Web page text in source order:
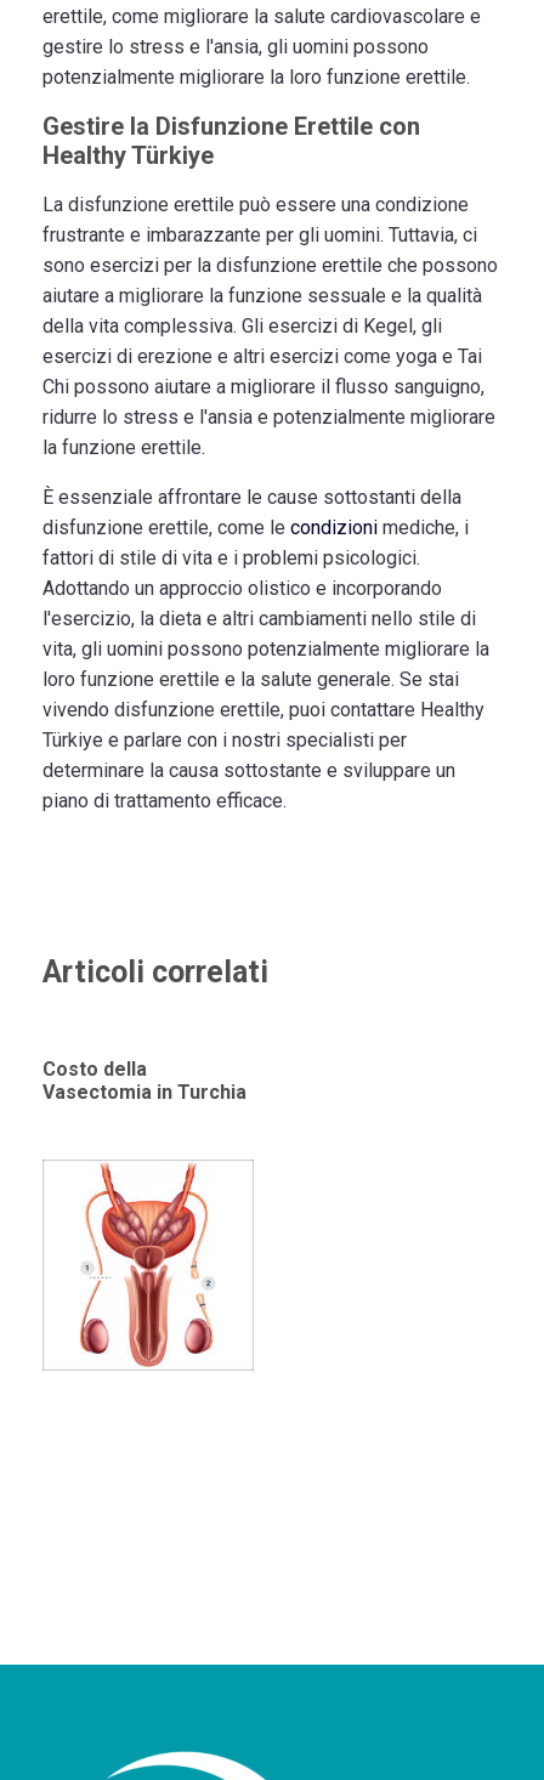
erettile, come migliorare la salute cardiovascolare e
gestire lo stress e l'ansia, gli uomini possono
potenzialmente migliorare la loro funzione erettile.
Gestire la Disfunzione Erettile con
Healthy Türkiye
La disfunzione erettile può essere una condizione
frustrante e imbarazzante per gli uomini. Tuttavia, ci
sono esercizi per la disfunzione erettile che possono
aiutare a migliorare la funzione sessuale e la qualità
della vita complessiva. Gli esercizi di Kegel, gli
esercizi di erezione e altri esercizi come yoga e Tai
Chi possono aiutare a migliorare il flusso sanguigno,
ridurre lo stress e l'ansia e potenzialmente migliorare
la funzione erettile.
È essenziale affrontare le cause sottostanti della
disfunzione erettile, come le condizioni mediche, i
fattori di stile di vita e i problemi psicologici.
Adottando un approccio olistico e incorporando
l'esercizio, la dieta e altri cambiamenti nello stile di
vita, gli uomini possono potenzialmente migliorare la
loro funzione erettile e la salute generale. Se stai
vivendo disfunzione erettile, puoi contattare Healthy
Türkiye e parlare con i nostri specialisti per
determinare la causa sottostante e sviluppare un
piano di trattamento efficace.
Articoli correlati
Costo della
Vasectomia in Turchia